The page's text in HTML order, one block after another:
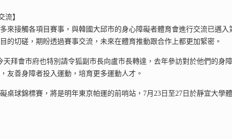
流】
來接觸各項目賽事，與韓國大邱市的身心障礙者體育會進行交流已邁入
的切磋，期盼透過賽事交流，未來在體育推動跟合作上都更加緊密。
拜會市府也特別請令狐副市長向盧市長轉達，去年參訪對於他們的身
友善身障者投入運動，培育更多運動人才。
桌球錦標賽，將是明年東京帕運的前哨站，7月23日至27日於靜宜大學